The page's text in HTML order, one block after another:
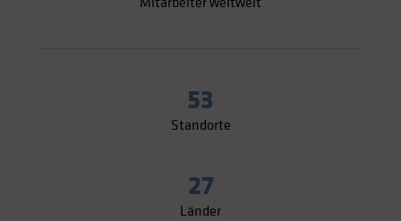
53
Standorte
27
Länder